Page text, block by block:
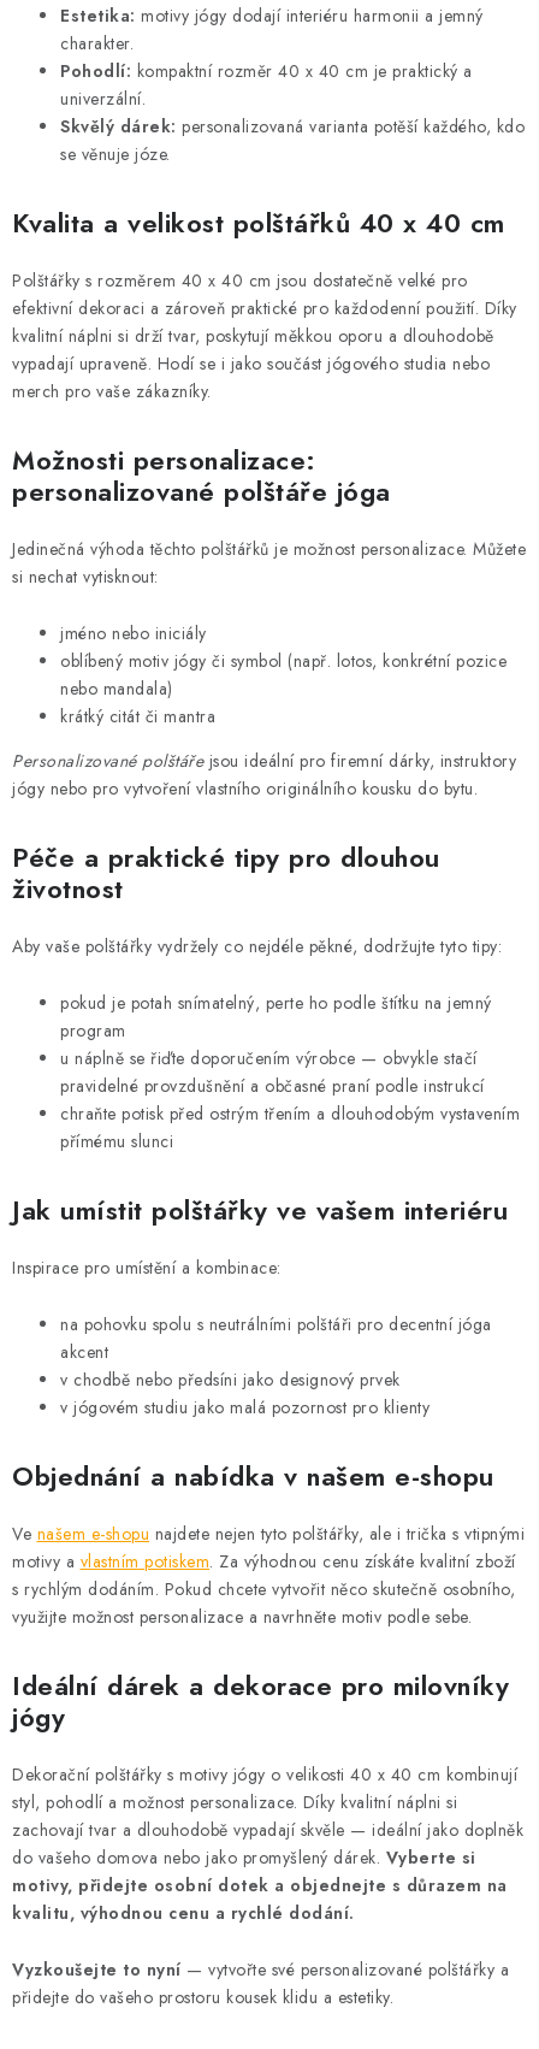
Estetika: motivy jógy dodají interiéru harmonii a jemný
charakter.
Pohodlí: kompaktní rozměr 40 x 40 cm je praktický a
univerzální.
Skvělý dárek: personalizovaná varianta potěší každého, kdo
se věnuje józe.
Kvalita a velikost polštářků 40 x 40 cm
Polštářky s rozměrem 40 x 40 cm jsou dostatečně velké pro
efektivní dekoraci a zároveň praktické pro každodenní použití. Díky
kvalitní náplni si drží tvar, poskytují měkkou oporu a dlouhodobě
vypadají upraveně. Hodí se i jako součást jógového studia nebo
merch pro vaše zákazníky.
Možnosti personalizace:
personalizované polštáře jóga
Jedinečná výhoda těchto polštářků je možnost personalizace. Můžete
si nechat vytisknout:
jméno nebo iniciály
oblíbený motiv jógy či symbol (např. lotos, konkrétní pozice
nebo mandala)
krátký citát či mantra
Personalizované polštáře jsou ideální pro firemní dárky, instruktory
jógy nebo pro vytvoření vlastního originálního kousku do bytu.
Péče a praktické tipy pro dlouhou
životnost
Aby vaše polštářky vydržely co nejdéle pěkné, dodržujte tyto tipy:
pokud je potah snímatelný, perte ho podle štítku na jemný
program
u náplně se řiďte doporučením výrobce — obvykle stačí
pravidelné provzdušnění a občasné praní podle instrukcí
chraňte potisk před ostrým třením a dlouhodobým vystavením
přímému slunci
Jak umístit polštářky ve vašem interiéru
Inspirace pro umístění a kombinace:
na pohovku spolu s neutrálními polštáři pro decentní jóga
akcent
v chodbě nebo předsíni jako designový prvek
v jógovém studiu jako malá pozornost pro klienty
Objednání a nabídka v našem e-shopu
Ve našem e-shopu najdete nejen tyto polštářky, ale i trička s vtipnými
motivy a vlastním potiskem. Za výhodnou cenu získáte kvalitní zboží
s rychlým dodáním. Pokud chcete vytvořit něco skutečně osobního,
využijte možnost personalizace a navrhněte motiv podle sebe.
Ideální dárek a dekorace pro milovníky
jógy
Dekorační polštářky s motivy jógy o velikosti 40 x 40 cm kombinují
styl, pohodlí a možnost personalizace. Díky kvalitní náplni si
zachovají tvar a dlouhodobě vypadají skvěle — ideální jako doplněk
do vašeho domova nebo jako promyšlený dárek. Vyberte si
motivy, přidejte osobní dotek a objednejte s důrazem na
kvalitu, výhodnou cenu a rychlé dodání.
Vyzkoušejte to nyní — vytvořte své personalizované polštářky a
přidejte do vašeho prostoru kousek klidu a estetiky.